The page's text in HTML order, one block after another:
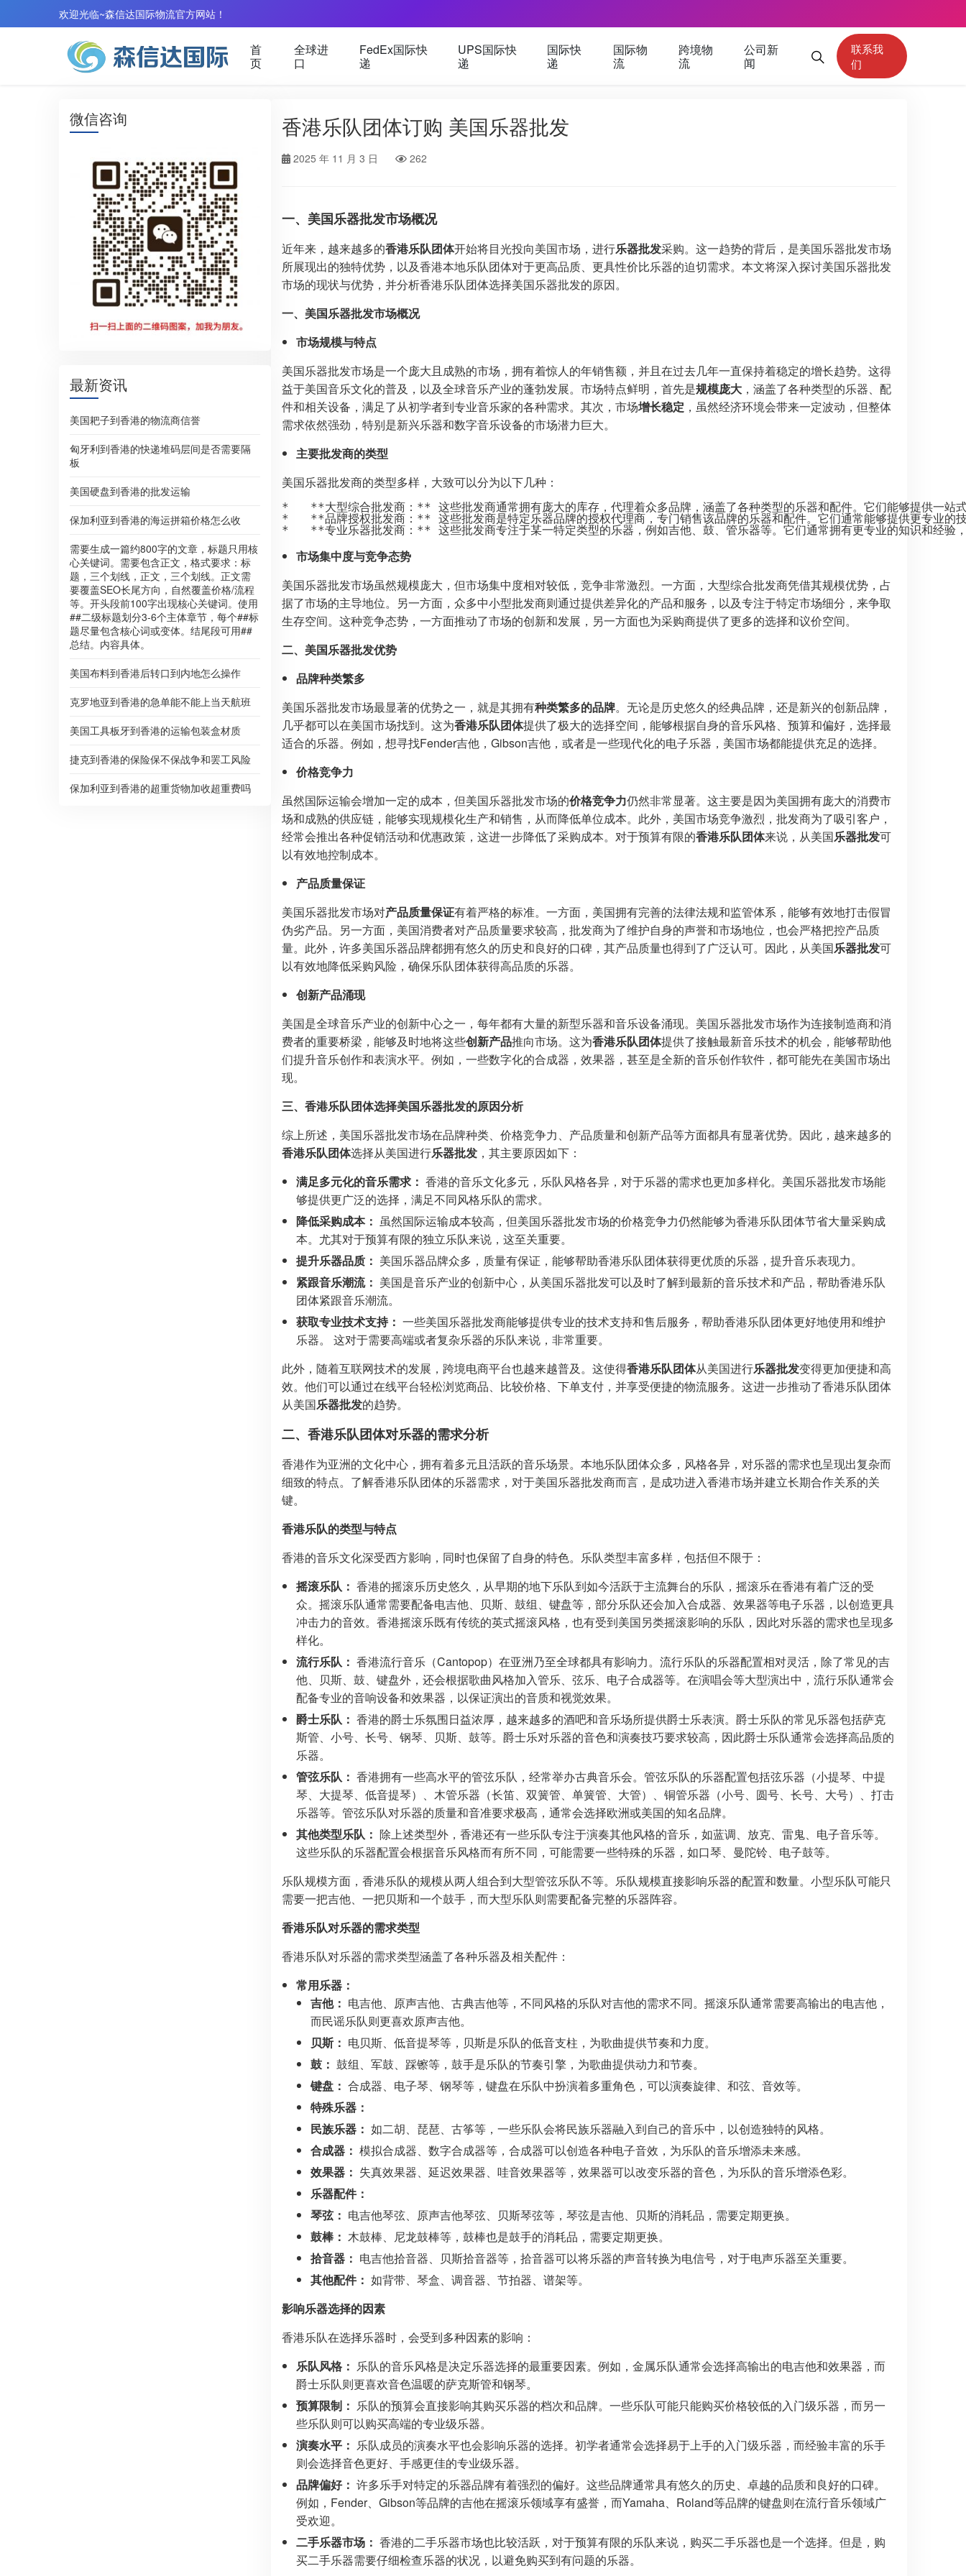
欢迎光临~森信达国际物流官方网站！
首
页
全球进
口
FedEx国际快
递
UPS国际快
递
国际快
递
国际物
流
跨境物
流
公司新
闻
联系我
们
微信咨询
最新资讯
美国耙子到香港的物流商信誉
匈牙利到香港的快递堆码层间是否需要隔
板
美国硬盘到香港的批发运输
保加利亚到香港的海运拼箱价格怎么收
需要生成一篇约800字的文章，标题只用核
心关键词。需要包含正文，格式要求：标
题，三个划线，正文，三个划线。正文需
要覆盖SEO长尾方向，自然覆盖价格/流程
等。开头段前100字出现核心关键词。使用
##二级标题划分3-6个主体章节，每个##标
题尽量包含核心词或变体。结尾段可用##
总结。内容具体。
美国布料到香港后转口到内地怎么操作
克罗地亚到香港的急单能不能上当天航班
美国工具板牙到香港的运输包装盒材质
捷克到香港的保险保不保战争和罢工风险
保加利亚到香港的超重货物加收超重费吗
香港乐队团体订购 美国乐器批发
2025 年 11 月 3 日 262
一、美国乐器批发市场概况
近年来，越来越多的香港乐队团体开始将目光投向美国市场，进行乐器批发采购。这一趋势的背后，是美国乐器批发市场
所展现出的独特优势，以及香港本地乐队团体对于更高品质、更具性价比乐器的迫切需求。本文将深入探讨美国乐器批发
市场的现状与优势，并分析香港乐队团体选择美国乐器批发的原因。
一、美国乐器批发市场概况
市场规模与特点
美国乐器批发市场是一个庞大且成熟的市场，拥有着惊人的年销售额，并且在过去几年一直保持着稳定的增长趋势。这得
益于美国音乐文化的普及，以及全球音乐产业的蓬勃发展。市场特点鲜明，首先是规模庞大 ，涵盖了各种类型的乐器、配
件和相关设备，满足了从初学者到专业音乐家的各种需求。其次，市场增长稳定 ，虽然经济环境会带来一定波动，但整体
需求依然强劲，特别是新兴乐器和数字音乐设备的市场潜力巨大。
主要批发商的类型
美国乐器批发商的类型多样，大致可以分为以下几种：
*   **大型综合批发商：** 这些批发商通常拥有庞大的库存，代理着众多品牌，涵盖了各种类型的乐器和配件。它们能够提供一站
*   **品牌授权批发商：** 这些批发商是特定乐器品牌的授权代理商，专门销售该品牌的乐器和配件。它们通常能够提供更专业的
市场集中度与竞争态势
美国乐器批发市场虽然规模庞大，但市场集中度相对较低，竞争非常激烈。一方面，大型综合批发商凭借其规模优势，占
据了市场的主导地位。另一方面，众多中小型批发商则通过提供差异化的产品和服务，以及专注于特定市场细分，来争取
生存空间。这种竞争态势，一方面推动了市场的创新和发展，另一方面也为采购商提供了更多的选择和议价空间。
二、美国乐器批发优势
品牌种类繁多
美国乐器批发市场最显著的优势之一，就是其拥有种类繁多的品牌。无论是历史悠久的经典品牌，还是新兴的创新品牌，
几乎都可以在美国市场找到。这为香港乐队团体提供了极大的选择空间，能够根据自身的音乐风格、预算和偏好，选择最
适合的乐器。例如，想寻找Fender吉他，Gibson吉他，或者是一些现代化的电子乐器，美国市场都能提供充足的选择。
价格竞争力
虽然国际运输会增加一定的成本，但美国乐器批发市场的价格竞争力仍然非常显著。这主要是因为美国拥有庞大的消费市
场和成熟的供应链，能够实现规模化生产和销售，从而降低单位成本。此外，美国市场竞争激烈，批发商为了吸引客户，
经常会推出各种促销活动和优惠政策，这进一步降低了采购成本。对于预算有限的香港乐队团体来说，从美国乐器批发可
以有效地控制成本。
产品质量保证
美国乐器批发市场对产品质量保证有着严格的标准。一方面，美国拥有完善的法律法规和监管体系，能够有效地打击假冒
伪劣产品。另一方面，美国消费者对产品质量要求较高，批发商为了维护自身的声誉和市场地位，也会严格把控产品质
量。此外，许多美国乐器品牌都拥有悠久的历史和良好的口碑，其产品质量也得到了广泛认可。因此，从美国乐器批发可
以有效地降低采购风险，确保乐队团体获得高品质的乐器。
创新产品涌现
美国是全球音乐产业的创新中心之一，每年都有大量的新型乐器和音乐设备涌现。美国乐器批发市场作为连接制造商和消
费者的重要桥梁，能够及时地将这些创新产品推向市场。这为香港乐队团体提供了接触最新音乐技术的机会，能够帮助他
们提升音乐创作和表演水平。例如，一些数字化的合成器，效果器，甚至是全新的音乐创作软件，都可能先在美国市场出
现。
三、香港乐队团体选择美国乐器批发的原因分析
综上所述，美国乐器批发市场在品牌种类、价格竞争力、产品质量和创新产品等方面都具有显著优势。因此，越来越多的
香港乐队团体选择从美国进行乐器批发 ，其主要原因如下：
满足多元化的音乐需求： 香港的音乐文化多元，乐队风格各异，对于乐器的需求也更加多样化。美国乐器批发市场能
够提供更广泛的选择，满足不同风格乐队的需求。
降低采购成本： 虽然国际运输成本较高，但美国乐器批发市场的价格竞争力仍然能够为香港乐队团体节省大量采购成
本。尤其对于预算有限的独立乐队来说，这至关重要。
提升乐器品质： 美国乐器品牌众多，质量有保证，能够帮助香港乐队团体获得更优质的乐器，提升音乐表现力。
紧跟音乐潮流： 美国是音乐产业的创新中心，从美国乐器批发可以及时了解到最新的音乐技术和产品，帮助香港乐队
团体紧跟音乐潮流。
获取专业技术支持： 一些美国乐器批发商能够提供专业的技术支持和售后服务，帮助香港乐队团体更好地使用和维护
乐器。 这对于需要高端或者复杂乐器的乐队来说，非常重要。
此外，随着互联网技术的发展，跨境电商平台也越来越普及。这使得香港乐队团体从美国进行乐器批发变得更加便捷和高
效。他们可以通过在线平台轻松浏览商品、比较价格、下单支付，并享受便捷的物流服务。这进一步推动了香港乐队团体
从美国乐器批发的趋势。
二、香港乐队团体对乐器的需求分析
香港作为亚洲的文化中心，拥有着多元且活跃的音乐场景。本地乐队团体众多，风格各异，对乐器的需求也呈现出复杂而
细致的特点。了解香港乐队团体的乐器需求，对于美国乐器批发商而言，是成功进入香港市场并建立长期合作关系的关
键。
香港乐队的类型与特点
香港的音乐文化深受西方影响，同时也保留了自身的特色。乐队类型丰富多样，包括但不限于：
摇滚乐队： 香港的摇滚乐历史悠久，从早期的地下乐队到如今活跃于主流舞台的乐队，摇滚乐在香港有着广泛的受
众。摇滚乐队通常需要配备电吉他、贝斯、鼓组、键盘等，部分乐队还会加入合成器、效果器等电子乐器，以创造更具
冲击力的音效。香港摇滚乐既有传统的英式摇滚风格，也有受到美国另类摇滚影响的乐队，因此对乐器的需求也呈现多
样化。
流行乐队： 香港流行音乐（Cantopop）在亚洲乃至全球都具有影响力。流行乐队的乐器配置相对灵活，除了常见的吉
他、贝斯、鼓、键盘外，还会根据歌曲风格加入管乐、弦乐、电子合成器等。在演唱会等大型演出中，流行乐队通常会
配备专业的音响设备和效果器，以保证演出的音质和视觉效果。
爵士乐队： 香港的爵士乐氛围日益浓厚，越来越多的酒吧和音乐场所提供爵士乐表演。爵士乐队的常见乐器包括萨克
斯管、小号、长号、钢琴、贝斯、鼓等。爵士乐对乐器的音色和演奏技巧要求较高，因此爵士乐队通常会选择高品质的
乐器。
管弦乐队： 香港拥有一些高水平的管弦乐队，经常举办古典音乐会。管弦乐队的乐器配置包括弦乐器（小提琴、中提
琴、大提琴、低音提琴）、木管乐器（长笛、双簧管、单簧管、大管）、铜管乐器（小号、圆号、长号、大号）、打击
乐器等。管弦乐队对乐器的质量和音准要求极高，通常会选择欧洲或美国的知名品牌。
其他类型乐队： 除上述类型外，香港还有一些乐队专注于演奏其他风格的音乐，如蓝调、放克、雷鬼、电子音乐等。
这些乐队的乐器配置会根据音乐风格而有所不同，可能需要一些特殊的乐器，如口琴、曼陀铃、电子鼓等。
乐队规模方面，香港乐队的规模从两人组合到大型管弦乐队不等。乐队规模直接影响乐器的配置和数量。小型乐队可能只
需要一把吉他、一把贝斯和一个鼓手，而大型乐队则需要配备完整的乐器阵容。
香港乐队对乐器的需求类型
香港乐队对乐器的需求类型涵盖了各种乐器及相关配件：
常用乐器：
吉他： 电吉他、原声吉他、古典吉他等，不同风格的乐队对吉他的需求不同。摇滚乐队通常需要高输出的电吉他，
而民谣乐队则更喜欢原声吉他。
贝斯： 电贝斯、低音提琴等，贝斯是乐队的低音支柱，为歌曲提供节奏和力度。
鼓： 鼓组、军鼓、踩镲等，鼓手是乐队的节奏引擎，为歌曲提供动力和节奏。
键盘： 合成器、电子琴、钢琴等，键盘在乐队中扮演着多重角色，可以演奏旋律、和弦、音效等。
特殊乐器：
民族乐器： 如二胡、琵琶、古筝等，一些乐队会将民族乐器融入到自己的音乐中，以创造独特的风格。
合成器： 模拟合成器、数字合成器等，合成器可以创造各种电子音效，为乐队的音乐增添未来感。
效果器： 失真效果器、延迟效果器、哇音效果器等，效果器可以改变乐器的音色，为乐队的音乐增添色彩。
乐器配件：
琴弦： 电吉他琴弦、原声吉他琴弦、贝斯琴弦等，琴弦是吉他、贝斯的消耗品，需要定期更换。
鼓棒： 木鼓棒、尼龙鼓棒等，鼓棒也是鼓手的消耗品，需要定期更换。
拾音器： 电吉他拾音器、贝斯拾音器等，拾音器可以将乐器的声音转换为电信号，对于电声乐器至关重要。
其他配件： 如背带、琴盒、调音器、节拍器、谱架等。
影响乐器选择的因素
香港乐队在选择乐器时，会受到多种因素的影响：
乐队风格： 乐队的音乐风格是决定乐器选择的最重要因素。例如，金属乐队通常会选择高输出的电吉他和效果器，而
爵士乐队则更喜欢音色温暖的萨克斯管和钢琴。
预算限制： 乐队的预算会直接影响其购买乐器的档次和品牌。一些乐队可能只能购买价格较低的入门级乐器，而另一
些乐队则可以购买高端的专业级乐器。
演奏水平： 乐队成员的演奏水平也会影响乐器的选择。初学者通常会选择易于上手的入门级乐器，而经验丰富的乐手
则会选择音色更好、手感更佳的专业级乐器。
品牌偏好： 许多乐手对特定的乐器品牌有着强烈的偏好。这些品牌通常具有悠久的历史、卓越的品质和良好的口碑。
例如，Fender、Gibson等品牌的吉他在摇滚乐领域享有盛誉，而Yamaha、Roland等品牌的键盘则在流行音乐领域广
受欢迎。
二手乐器市场： 香港的二手乐器市场也比较活跃，对于预算有限的乐队来说，购买二手乐器也是一个选择。但是，购
买二手乐器需要仔细检查乐器的状况，以避免购买到有问题的乐器。